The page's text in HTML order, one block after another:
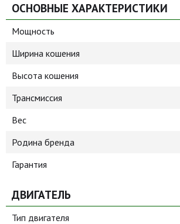
ОСНОВНЫЕ ХАРАКТЕРИСТИКИ
Мощность
Ширина кошения
Высота кошения
Трансмиссия
Вес
Родина бренда
Гарантия
ДВИГАТЕЛЬ
Тип двигателя